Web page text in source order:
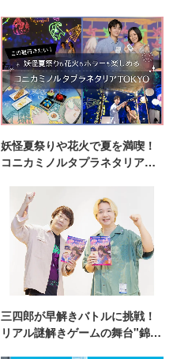
妖怪夏祭りや花火で夏を満喫！
コニカミノルタプラネタリア
三四郎が早解きバトルに挑戦！
リアル謎解きゲームの舞台"錦糸